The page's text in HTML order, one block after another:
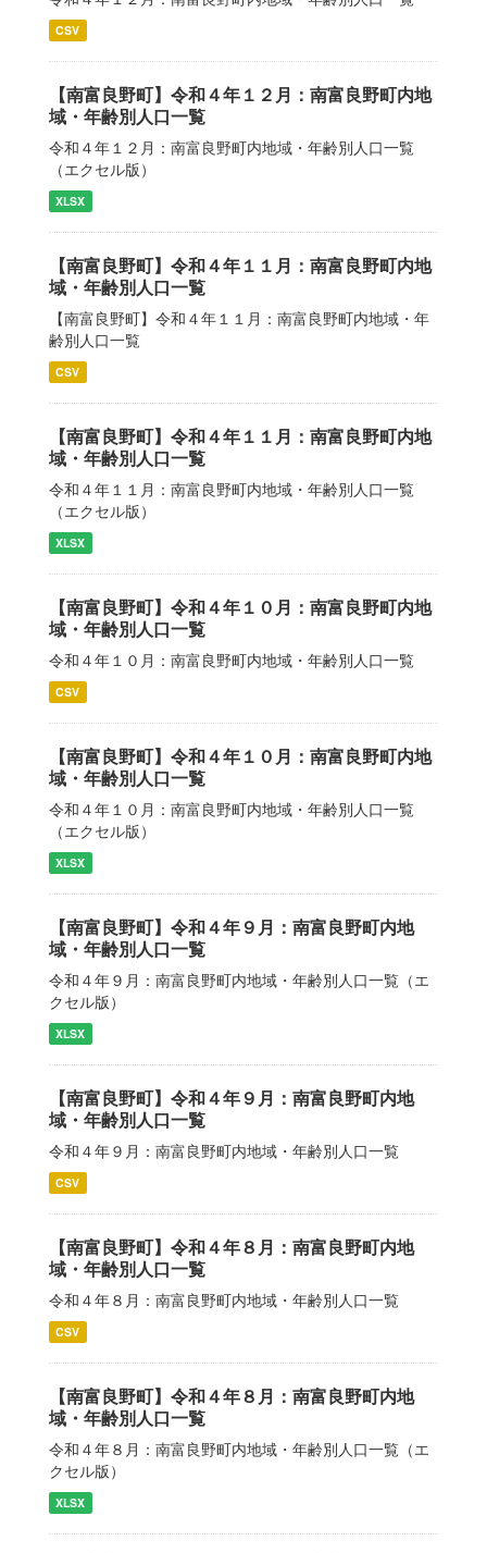
CSV
【南富良野町】令和４年１２月：南富良野町内地
域・年齢別人口一覧
令和４年１２月：南富良野町内地域・年齢別人口一覧
（エクセル版）
XLSX
【南富良野町】令和４年１１月：南富良野町内地
域・年齢別人口一覧
【南富良野町】令和４年１１月：南富良野町内地域・年
齢別人口一覧
CSV
【南富良野町】令和４年１１月：南富良野町内地
域・年齢別人口一覧
令和４年１１月：南富良野町内地域・年齢別人口一覧
（エクセル版）
XLSX
【南富良野町】令和４年１０月：南富良野町内地
域・年齢別人口一覧
令和４年１０月：南富良野町内地域・年齢別人口一覧
CSV
【南富良野町】令和４年１０月：南富良野町内地
域・年齢別人口一覧
令和４年１０月：南富良野町内地域・年齢別人口一覧
（エクセル版）
XLSX
【南富良野町】令和４年９月：南富良野町内地
域・年齢別人口一覧
令和４年９月：南富良野町内地域・年齢別人口一覧（エ
クセル版）
XLSX
【南富良野町】令和４年９月：南富良野町内地
域・年齢別人口一覧
令和４年９月：南富良野町内地域・年齢別人口一覧
CSV
【南富良野町】令和４年８月：南富良野町内地
域・年齢別人口一覧
令和４年８月：南富良野町内地域・年齢別人口一覧
CSV
【南富良野町】令和４年８月：南富良野町内地
域・年齢別人口一覧
令和４年８月：南富良野町内地域・年齢別人口一覧（エ
クセル版）
XLSX